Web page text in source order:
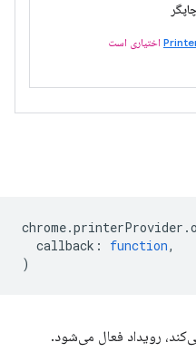
اختیاری است
chrome.printerProvider .
callback : function,
)
رویداد فعال می‌شود.